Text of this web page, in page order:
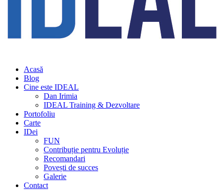
Acasă
Blog
Cine este IDEAL
Dan Irimia
IDEAL Training & Dezvoltare
Portofoliu
Carte
IDei
FUN
Contribuție pentru Evoluție
Recomandari
Povești de succes
Galerie
Contact